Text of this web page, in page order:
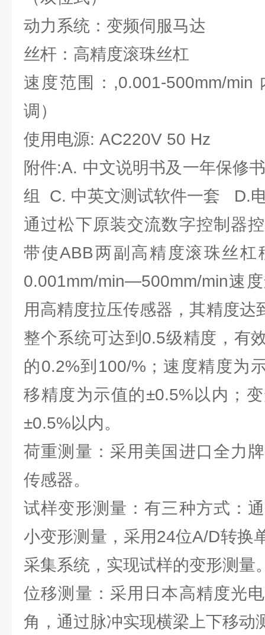
动力系统：变频伺服马达
丝杆：高精度滚珠丝杠
速度范围：,0.001-500mm/min
调）
使用电源: AC220V 50 Hz
附件:A. 中文说明书及一年保修
组 C. 中英文测试软件一套 D.
通过松下原装交流数字控制器
带使ABB两副高精度滚珠丝杠
0.001mm/min—500mm/min速
用高精度拉压传感器，其精度达
整个系统可达到0.5级精度，有
的0.2%到100/%；速度精度为
移精度为示值的±0.5%以内；
±0.5%以内。
荷重测量：采用美国进口全力
传感器。
试样变形测量：有三种方式：
小变形测量，采用24位A/D转换
采集系统，实现试样的变形测量
位移测量：采用日本高精度光
角，通过脉冲实现横梁上下移动